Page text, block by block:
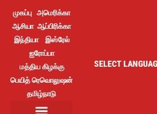
முகப்பு அமெரிக்கா
ஆசியா ஆப்பிரிக்கா
இந்தியா
இஸ்ரேல்
ஐரோப்பா
மத்திய கிழக்கு
பெயித் ரெவொலுஷன்
தமிழ்நாடு
SELECT